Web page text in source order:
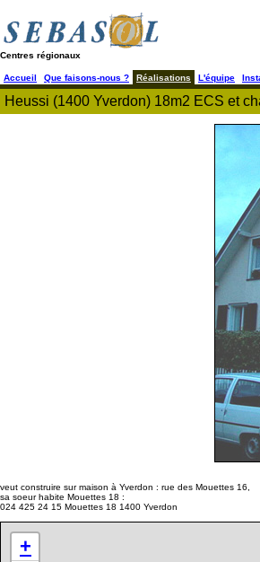
Centres régionaux
Accueil Que faisons-nous ? Réalisations L'équipe
Heussi (1400 Yverdon) 18m2 ECS et
veut construire sur maison à Yverdon : rue des Mouettes 16,
sa soeur habite Mouettes 18 :
024 425 24 15 Mouettes 18 1400 Yverdon
+